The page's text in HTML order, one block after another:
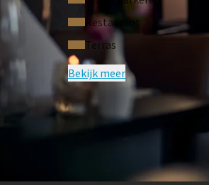
Restaurant
Terras
Bekijk meer
Voorwaarden van
Prijs o.b.v.
Niet te